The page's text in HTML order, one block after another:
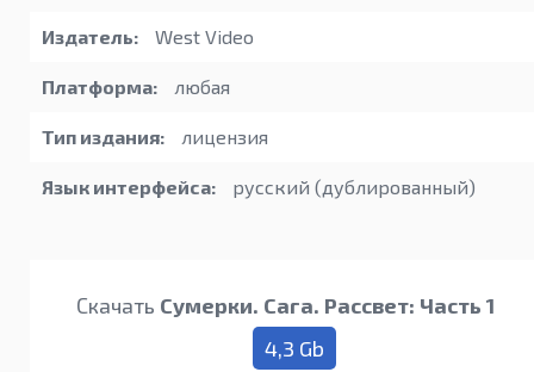
Издатель: West Video
Платформа: любая
Тип издания: лицензия
Язык интерфейса: русский (дублированный)
Скачать Сумерки. Сага. Рассвет: Часть 1
4,3 Gb